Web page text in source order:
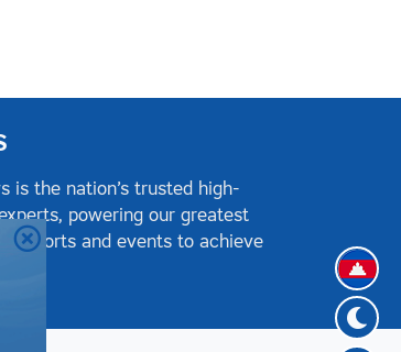
Khmer
is the nation’s trusted high-
powering our greatest
sports and events to achieve